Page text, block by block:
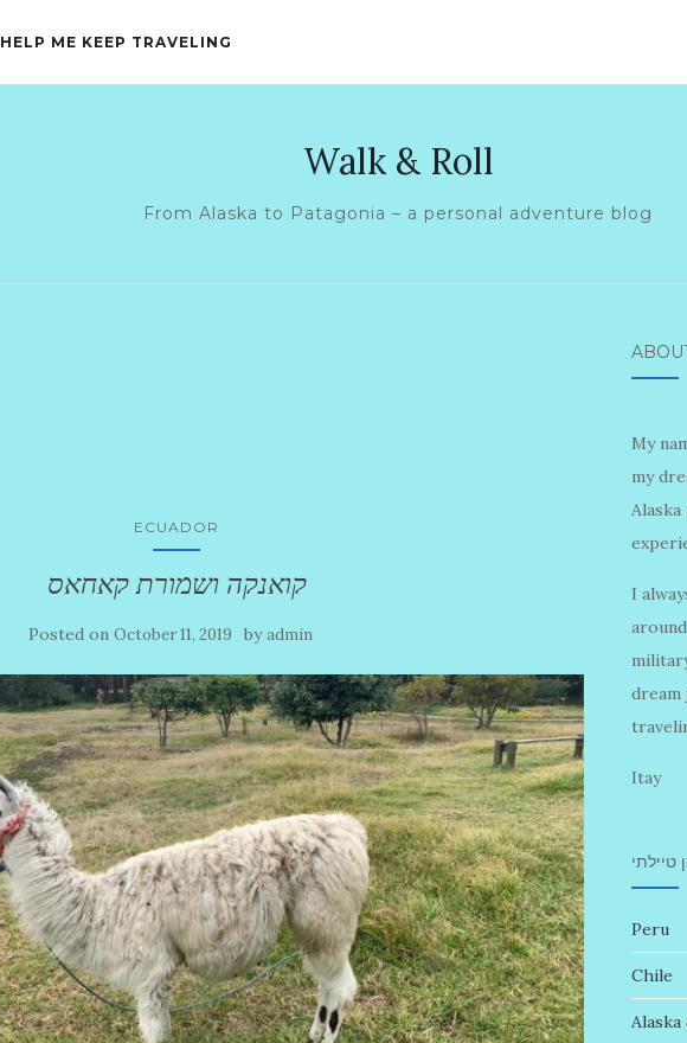
HELP ME KEEP TRAVELING
Walk & Roll
From Alaska to Patagonia – a personal adventure blog
ECUADOR
קואנקה ושמורת קאחאס
Posted onOctober 11, 2019 byadmin
My
my
I
dream
Itay
Peru
Chile
Alaska